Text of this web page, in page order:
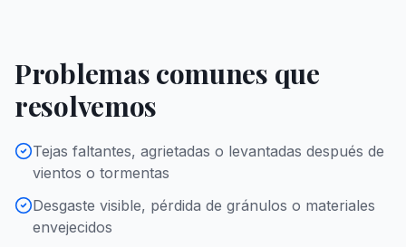
Problemas comunes que
resolvemos
Tejas faltantes, agrietadas o levantadas después de
vientos o tormentas
Desgaste visible, pérdida de gránulos o materiales
envejecidos